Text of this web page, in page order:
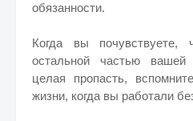
обязанности.
Когда вы
остальной частью
целая пропасть,
жизни, когда вы работали